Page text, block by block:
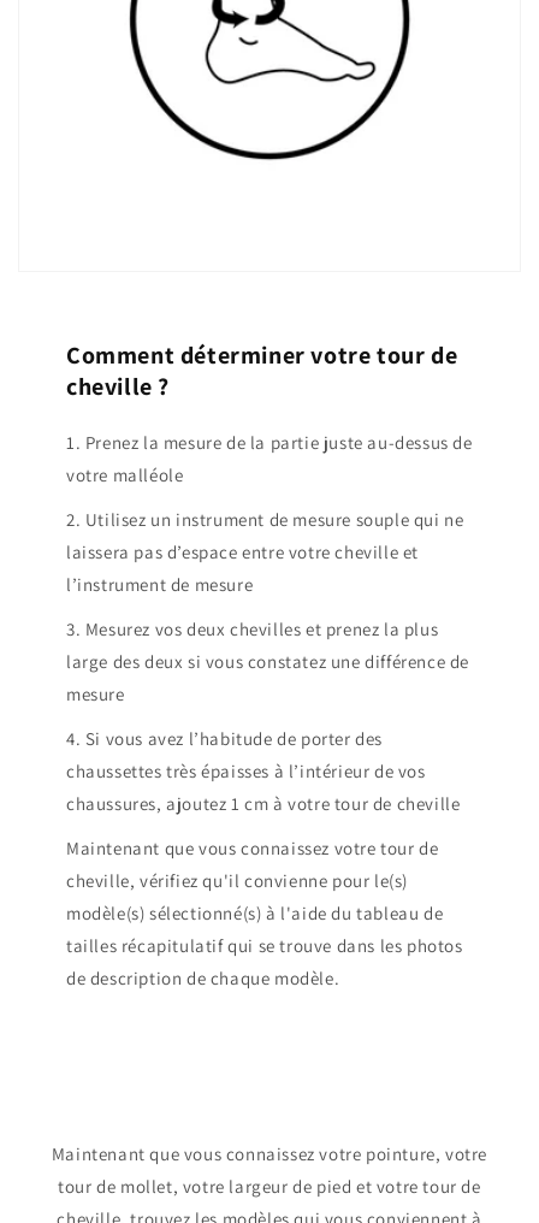
Comment déterminer votre tour de
cheville ?
1. Prenez la mesure de la partie juste au-dessus de
votre malléole
2. Utilisez un instrument de mesure souple qui ne
laissera pas d’espace entre votre cheville et
l’instrument de mesure
3. Mesurez vos deux chevilles et prenez la plus
large des deux si vous constatez une différence de
mesure
4. Si vous avez l’habitude de porter des
chaussettes très épaisses à l’intérieur de vos
chaussures, ajoutez 1 cm à votre tour de cheville
Maintenant que vous connaissez votre tour de
cheville, vérifiez qu'il convienne pour le(s)
modèle(s) sélectionné(s) à l'aide du tableau de
tailles récapitulatif qui se trouve dans les photos
de description de chaque modèle.
Maintenant que vous connaissez votre pointure, votre
tour de mollet, votre largeur de pied et votre tour de